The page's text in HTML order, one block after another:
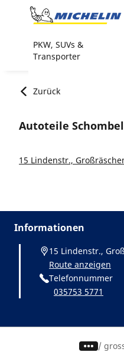
Go to page content
PKW, SUVs &
Transporter
Zurück
Autoteile Schombel
15 Lindenstr.,
Informationen
15 Lindenstr.,
Route anzeigen
Telefonnummer
035753 5771
/